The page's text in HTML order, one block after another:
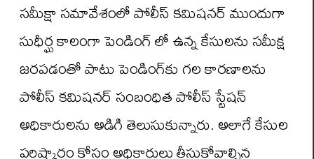
సమీక్షా సమావేశంలో పోలీస్‌ కమిషనర్‌ ముందుగా
సుధీర్ఘ కాలంగా పెండింగ్‌ లో ఉన్న కేసులను సమీక్ష
జరపడంతో పాటు పెండింగ్‌కు గల కారణాలను
పోలీస్‌ కమిషనర్‌ సంబంధిత పోలీస్‌ స్టేషన్‌
అధికారులను అడిగి తెలుసుకున్నారు. అలాగే కేసుల
పరిష్కారం కోసం అధికారులు తీసుకోవాల్సిన